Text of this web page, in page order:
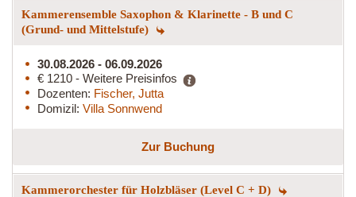
Kammerensemble Saxophon & Klarinette - B und C
(Grund- und Mittelstufe)
30.08.2026 - 06.09.2026
€ 1210 - Weitere Preisinfos
Dozenten: Fischer, Jutta
Domizil: Villa Sonnwend
Zur Buchung
Kammerorchester für Holzbläser (Level C + D)